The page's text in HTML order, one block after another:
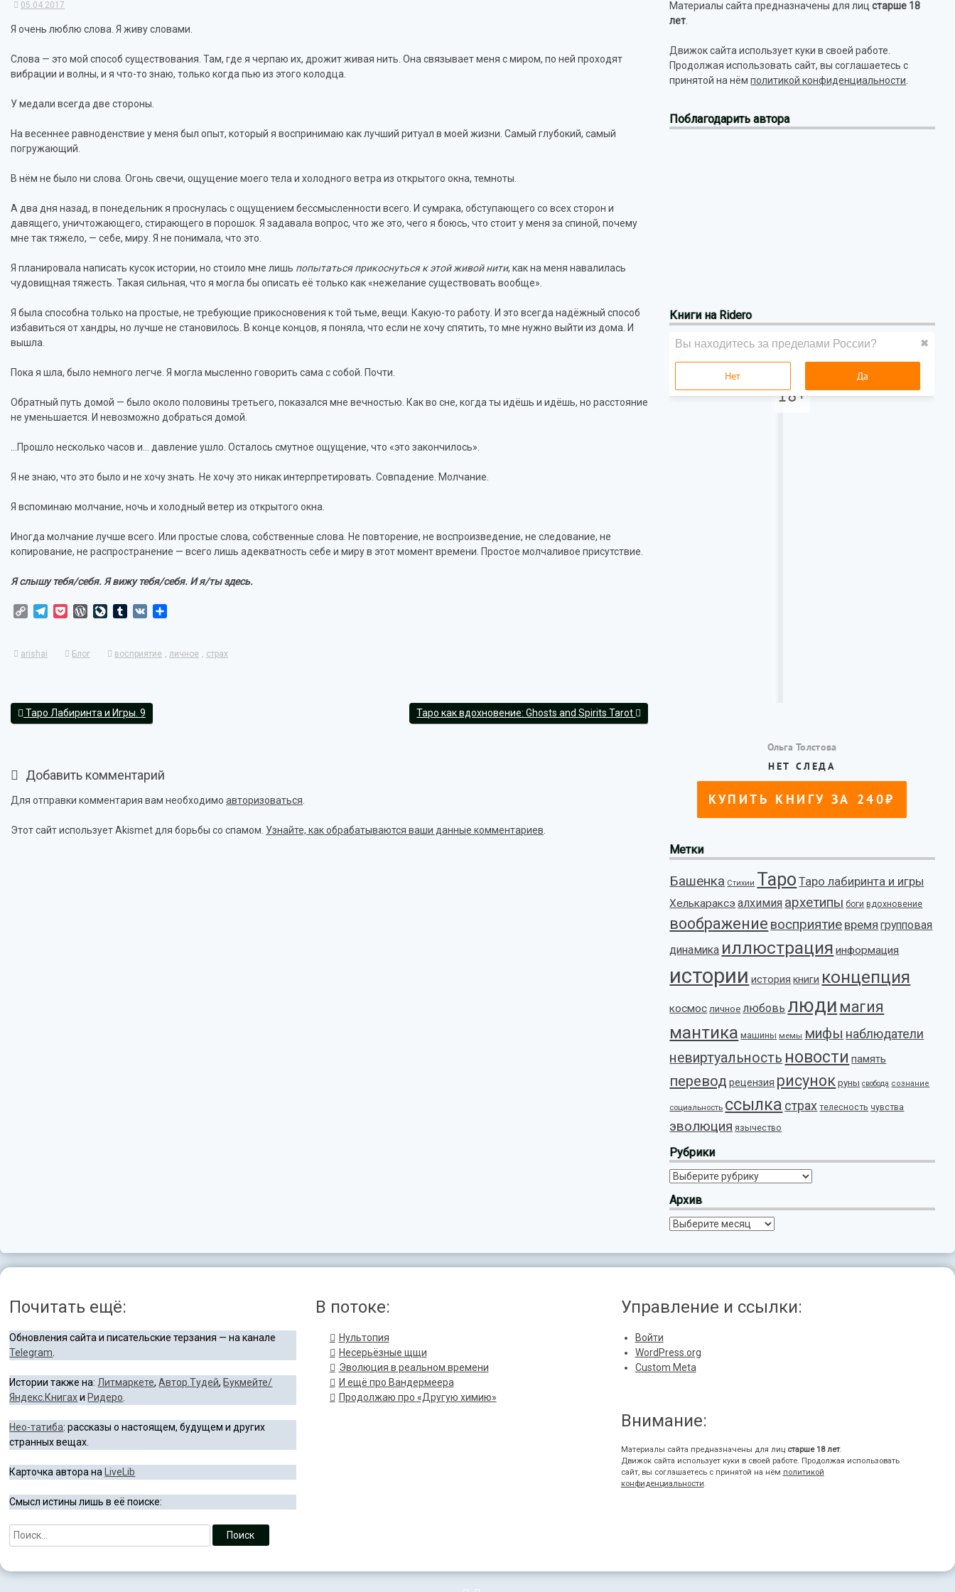
05.04.2017
Я очень люблю слова. Я живу словами.
Слова — это мой способ существования. Там, где я черпаю их, дрожит живая нить. Она связывает меня с миром, по ней проходят
вибрации и волны, и я что-то знаю, только когда пью из этого колодца.
У медали всегда две стороны.
На весеннее равноденствие у меня был опыт, который я воспринимаю как лучший ритуал в моей жизни. Самый глубокий, самый
погружающий.
В нём не было ни слова. Огонь свечи, ощущение моего тела и холодного ветра из открытого окна, темноты.
А два дня назад, в понедельник я проснулась с ощущением бессмысленности всего. И сумрака, обступающего со всех сторон и
давящего, уничтожающего, стирающего в порошок. Я задавала вопрос, что же это, чего я боюсь, что стоит у меня за спиной, почему
мне так тяжело, — себе, миру. Я не понимала, что это.
Я планировала написать кусок истории, но стоило мне лишь попытаться прикоснуться к этой живой нити, как на меня навалилась
чудовищная тяжесть. Такая сильная, что я могла бы описать её только как «нежелание существовать вообще».
Я была способна только на простые, не требующие прикосновения к той тьме, вещи. Какую-то работу. И это всегда надёжный способ
избавиться от хандры, но лучше не становилось. В конце концов, я поняла, что если не хочу спятить, то мне нужно выйти из дома. И
вышла.
Пока я шла, было немного легче. Я могла мысленно говорить сама с собой. Почти.
Обратный путь домой — было около половины третьего, показался мне вечностью. Как во сне, когда ты идёшь и идёшь, но расстояние
не уменьшается. И невозможно добраться домой.
…Прошло несколько часов и… давление ушло. Осталось смутное ощущение, что «это закончилось».
Я не знаю, что это было и не хочу знать. Не хочу это никак интерпретировать. Совпадение. Молчание.
Я вспоминаю молчание, ночь и холодный ветер из открытого окна.
Иногда молчание лучше всего. Или простые слова, собственные слова. Не повторение, не воспроизведение, не следование, не
копирование, не распространение — всего лишь адекватность себе и миру в этот момент времени. Простое молчаливое присутствие.
Я слышу тебя/себя. Я вижу тебя/себя. И я/ты здесь.
Copy TelegramPocketWordPress
LiveJournal
Tumblr
VK
arishai Блог восприятие , личное , страх
Таро Лабиринта и Игры. 9 Таро как вдохновение: Ghosts and Spirits Tarot
Добавить комментарий
Для отправки комментария вам необходимо авторизоваться
Этот сайт использует Akismet для борьбы со спамом. Узнайте, как обрабатываются ваши данные комментариев
Материалы сайта предназначены для лицстарше 18
лет
Движок сайта использует куки в своей работе.
Продолжая использовать сайт, вы соглашаетесь с
принятой на нёмполитикой конфиденциальности
Поблагодарить автора
Книги на Ridero
Метки
Башенка Стихии Таро Таро лабиринта и игры
Хелькараксэ алхимия архетипы боги вдохновение
воображение восприятие время групповая
динамика иллюстрация информация
истории история книги концепция
космос личное любовь люди магия
мантика машины мемы мифы наблюдатели
невиртуальность новости память
перевод рецензия рисунок руны свобода сознание
социальность ссылка страх телесность чувства
эволюция язычество
Рубрики
Рубрики
Архив
Архив
Почитать ещё:
Обновления сайта и писательские терзания — на канале
Telegram.
Истории также на:Литмаркете,Автор.Тудей, Букмейте/
Яндекс.Книгахи Ридеро.
Нео-татиба: рассказы о настоящем, будущем и других
странных вещах.
Карточка автора на LiveLib
Смысл истины лишь в её поиске:
В потоке:
Нультопия
Несерьёзные щщи
Эволюция в реальном времени
И ещё про Вандермеера
Продолжаю про «Другую химию»
Управление и ссылки:
Войти
WordPress.org
Custom Meta
Внимание:
Материалы сайта предназначены для лиц старше 18 лет.
Движок сайта использует куки в своей работе. Продолжая использовать
сайт, вы соглашаетесь с принятой на нём политикой
конфиденциальности.